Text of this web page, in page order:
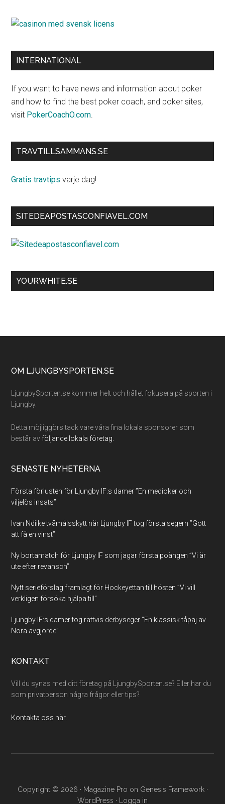
INTERNATIONAL
If you want to have news and information about poker
and how to find the best poker coach, and poker sites,
visit PokerCoachO.com.
TRAVTILLSAMMANS.SE
Gratis travtips varje dag!
SITEDEAPOSTASCONFIAVEL.COM
YOURWHITE.SE
Footer
OM LJUNGBYSPORTEN.SE
LjungbySporten.se kommer helt och hållet fokusera på sporten i
Ljungby.
Detta möjliggörs tack vare våra fina lokala sponsorer som
består av följande lokala företag.
SENASTE NYHETERNA
Första förlusten för Ljungby IF:s damer ”En medioker och
viljelös insats”
Ivan Ndiike tvåmålsskytt när Ljungby IF tog första segern ”Gott
att få en vinst”
Ny bortamatch för Ljungby IF som jagar första poängen ”Vi är
ute efter revansch”
Nytt serieförslag framlagt för Hockeyettan till hösten ”Vi vill
verkligen försöka hjälpa till”
Ljungby IF:s damer tog rättvis derbyseger ”En klassisk tåpaj av
Nora avgjorde”
KONTAKT
Vill du synas med ditt företag på LjungbySporten.se? Eller har du
som privatperson några frågor eller tips?
Kontakta oss här.
Copyright © 2026 · Magazine Pro on Genesis Framework·
WordPress · Logga in